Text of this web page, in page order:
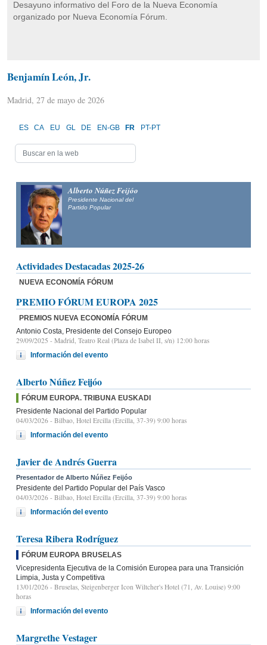
Desayuno informativo del Foro de la Nueva Economía
organizado por Nueva Economía Fórum.
Benjamín León, Jr.
Madrid, 27 de mayo de 2026
ES CA EU GL DE EN-GB FR PT-PT
Alberto Núñez Feijóo
Presidente Nacional del
Partido Popular
Actividades Destacadas 2025-26
NUEVA ECONOMÍA FÓRUM
PREMIO FÓRUM EUROPA 2025
PREMIOS NUEVA ECONOMÍA FÓRUM
Antonio Costa, Presidente del Consejo Europeo
29/09/2025 - Madrid, Teatro Real (Plaza de Isabel II, s/n) 12:00 horas
Información del evento
Alberto Núñez Feijóo
FÓRUM EUROPA. TRIBUNA EUSKADI
Presidente Nacional del Partido Popular
04/03/2026 - Bilbao, Hotel Ercilla (Ercilla, 37-39) 9:00 horas
Información del evento
Javier de Andrés Guerra
Presentador de Alberto Núñez Feijóo
Presidente del Partido Popular del País Vasco
04/03/2026 - Bilbao, Hotel Ercilla (Ercilla, 37-39) 9:00 horas
Información del evento
Teresa Ribera Rodríguez
FÓRUM EUROPA BRUSELAS
Vicepresidenta Ejecutiva de la Comisión Europea para una Transición
Limpia, Justa y Competitiva
13/01/2026 - Bruselas, Steigenberger Icon Wiltcher's Hotel (71, Av. Louise) 9:00
horas
Información del evento
Margrethe Vestager